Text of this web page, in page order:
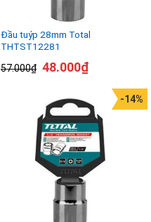
Đầu tuýp 28mm Total
THTST12281
57.000₫ 48.000₫
-14%